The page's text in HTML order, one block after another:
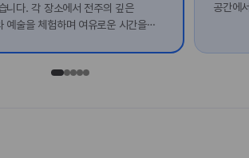
니다. 각 장소에서 전주의 깊은
예술을 체험하며 여유로운 시간을
공간에